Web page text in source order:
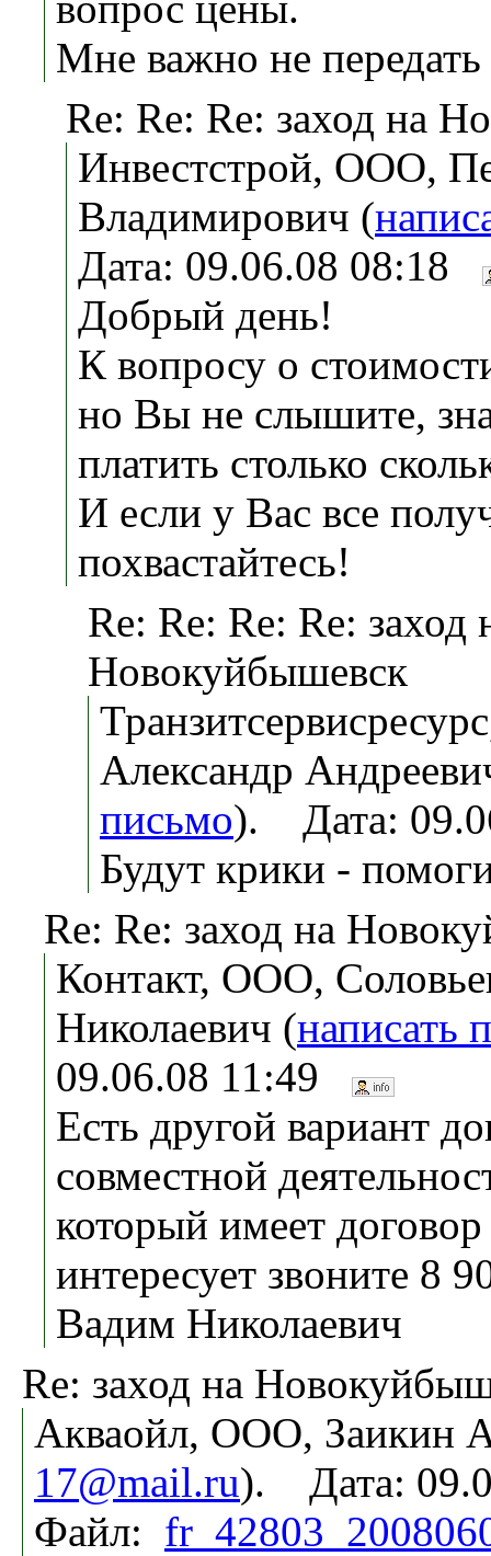
Мне важно не
Re: Re: Re: заход на
Инвестстрой, ООО,
Владимирович (
Дата: 09.06.08 08:18
Добрый день!
К вопросу о
но Вы не слышите,
платить столько
И если у Вас все
похвастайтесь!
Re: Re: Re: Re: заход
Новокуйбышевск
Александр
письмо). Дата:
Будут крики -
Re: Re: заход на
Контакт, ООО,
Николаевич (написать
09.06.08 11:49
Есть другой вариант
совместной
который имеет
интересует звоните 8
Вадим Николаевич
Re: заход на
Акваойл, ООО, Заикин
17@mail.ru). Дата:
Файл: